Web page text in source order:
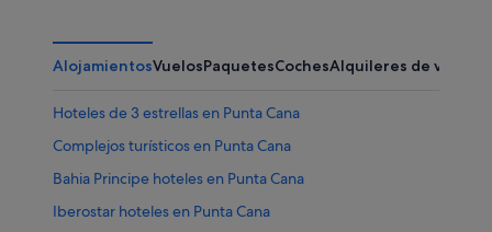
AlojamientosVuelosPaquetesCochesAlquileres de
Hoteles de 3 estrellas en Punta Cana
Complejos turísticos en Punta Cana
Bahia Principe hoteles en Punta Cana
Iberostar hoteles en Punta Cana